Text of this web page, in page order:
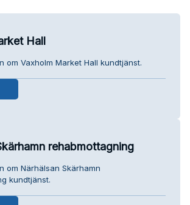
Hall
om Vaxholm Market Hall kundtjänst.
rehabmottagning
om Närhälsan Skärhamn
kundtjänst.